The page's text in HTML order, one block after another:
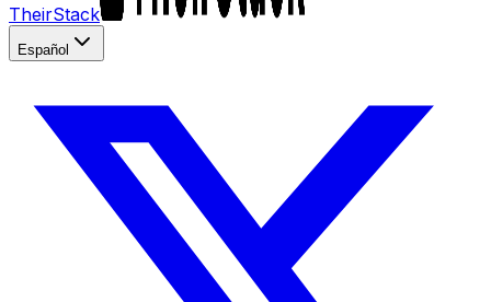
TheirStack
Español